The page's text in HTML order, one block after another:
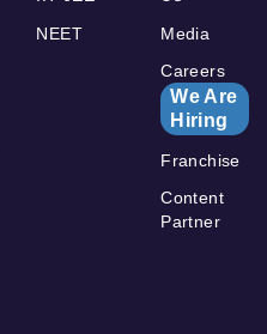
NEET
Media
Careers
We Are
Hiring
Franchise
Content
Partner